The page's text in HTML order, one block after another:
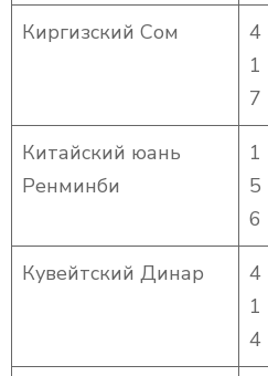
Киргизский Сом
4
1
7
Китайский юань
Ренминби
1
5
6
Кувейтский Динар
4
1
4